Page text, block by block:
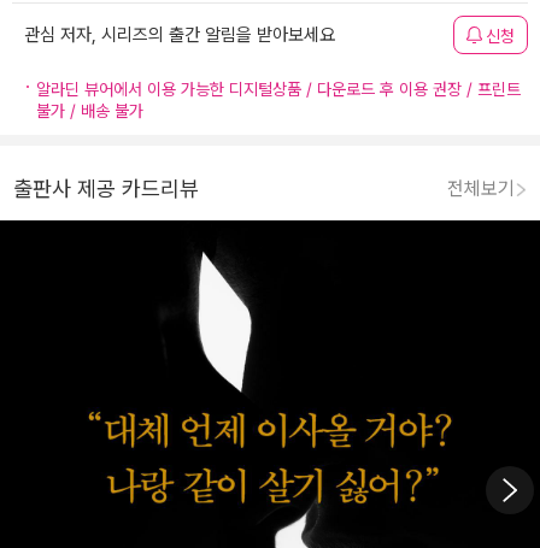
관심 저자, 시리즈의 출간 알림을 받아보세요 신청
알라딘 뷰어에서 이용 가능한 디지털상품 / 다운로드 후 이용 권장 / 프린트
불가 / 배송 불가
출판사 제공 카드리뷰 전체보기